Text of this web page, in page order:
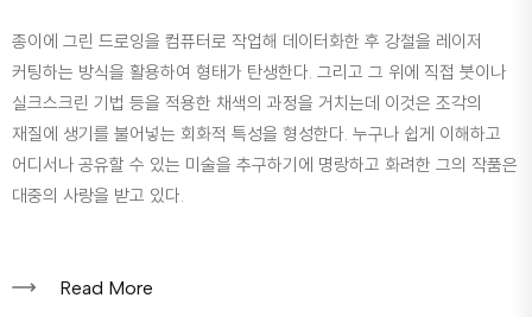
종이에 그린 드로잉을 컴퓨터로 작업해 데이터화한 후 강철을 레이저
커팅하는 방식을 활용하여 형태가 탄생한다. 그리고 그 위에 직접 붓이나
실크스크린 기법 등을 적용한 채색의 과정을 거치는데 이것은 조각의
재질에 생기를 불어넣는 회화적 특성을 형성한다. 누구나 쉽게 이해하고
어디서나 공유할 수 있는 미술을 추구하기에 명랑하고 화려한 그의 작품은
대중의 사랑을 받고 있다.
Read More